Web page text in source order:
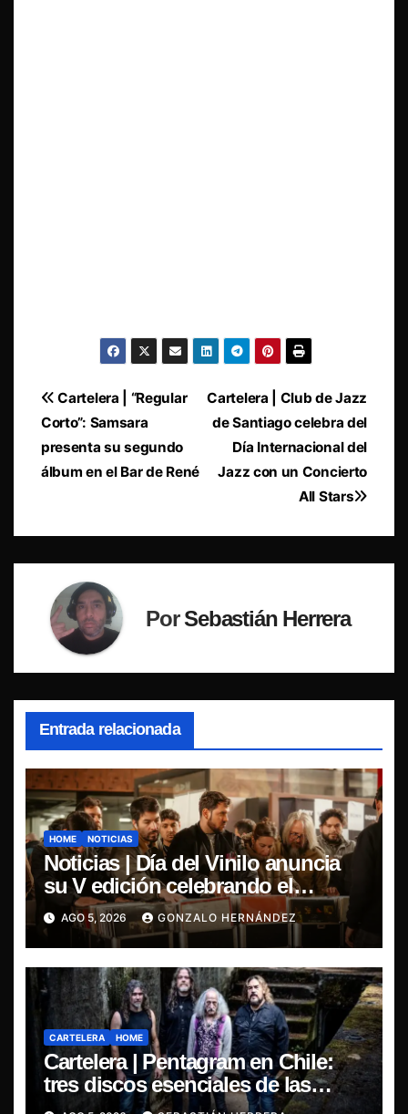
Navegación
de
entradas
Cartelera | Club de Jazz
de Santiago celebra del
Día Internacional del
Jazz con un Concierto
All Stars
Cartelera | “Regular
Corto”: Samsara
presenta su segundo
álbum en el Bar de René
PorSebastián Herrera
Entrada relacionada
HOME NOTICIAS
Noticias | Día del Vinilo anuncia
su V edición celebrando el
regreso del 7″ fabricado en Chile
AGO 5, 2026 GONZALO HERNÁNDEZ
CARTELERA HOME
Cartelera | Pentagram en Chile:
tres discos esenciales de las
leyendas del doom